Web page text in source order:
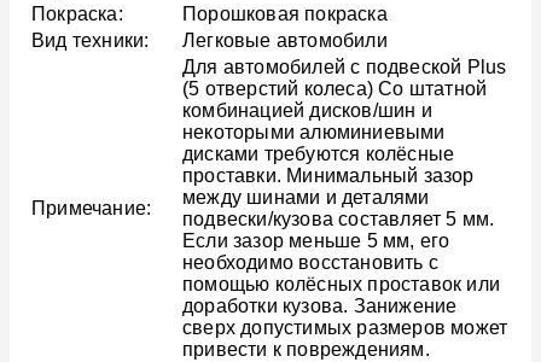
Покраска:
Порошковая покраска
Вид техники:
Легковые автомобили
Примечание:
Для автомобилей с подвеской Plus
(5 отверстий колеса) Со штатной
комбинацией дисков/шин и
некоторыми алюминиевыми
дисками требуются колёсные
проставки. Минимальный зазор
между шинами и деталями
подвески/кузова составляет 5 мм.
Если зазор меньше 5 мм, его
необходимо восстановить с
помощью колёсных проставок или
доработки кузова. Занижение
сверх допустимых размеров может
привести к повреждениям.